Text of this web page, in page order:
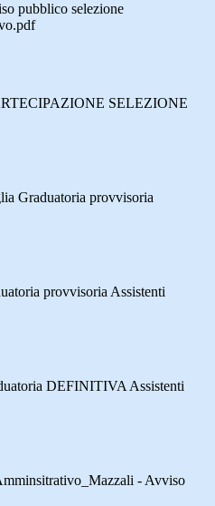
pubblico selezione
SELEZIONE
Graduatoria provvisoria
provvisoria Assistenti
DEFINITIVA Assistenti
- Avviso